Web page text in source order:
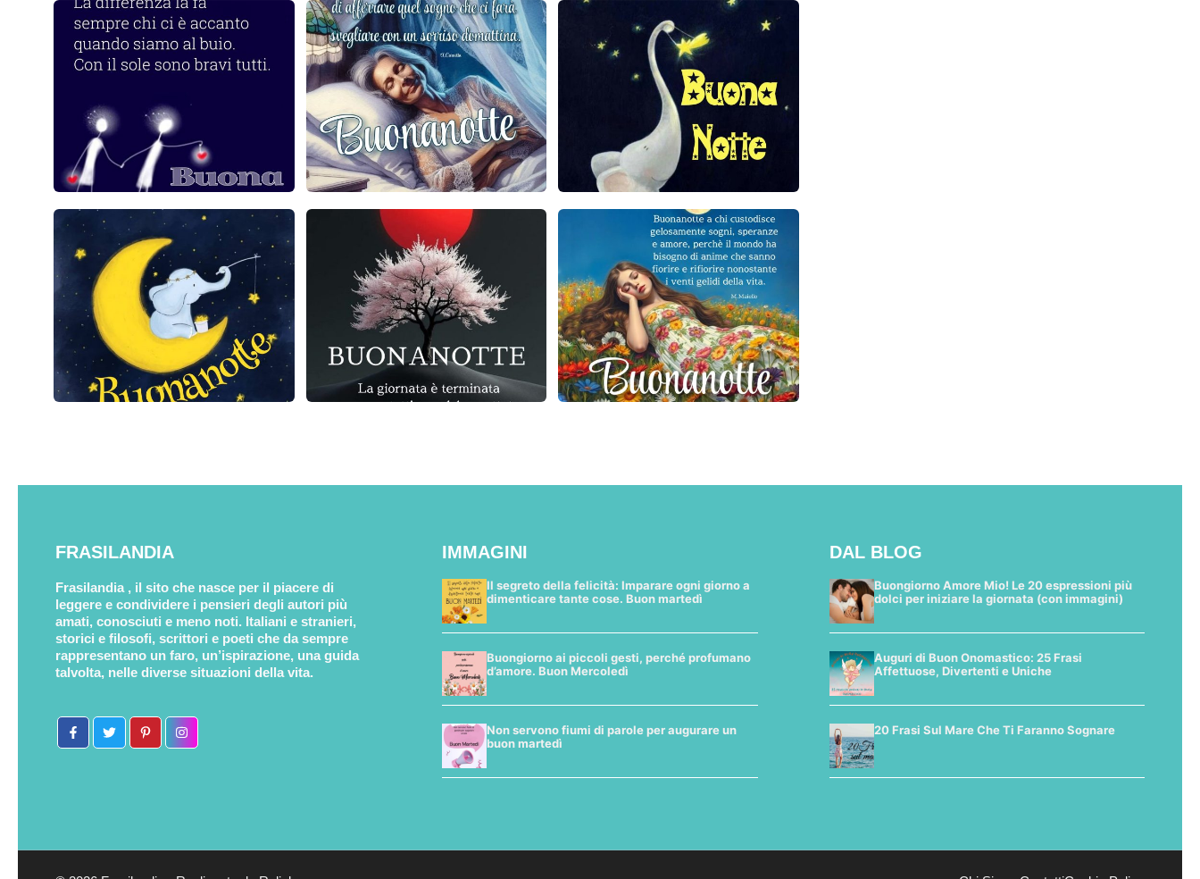
FRASILANDIA
Frasilandia , il sito che nasce per il piacere di
leggere e condividere i pensieri degli autori più
amati, conosciuti e meno noti. Italiani e stranieri,
storici e filosofi, scrittori e poeti che da sempre
rappresentano un faro, un’ispirazione, una guida
talvolta, nelle diverse situazioni della vita.
IMMAGINI
Il segreto della felicità: Imparare ogni giorno a
dimenticare tante cose. Buon martedì
Buongiorno ai piccoli gesti, perché profumano
d’amore. Buon Mercoledì
Non servono fiumi di parole per augurare un
buon martedì
DAL BLOG
Buongiorno Amore Mio! Le 20 espressioni più
dolci per iniziare la giornata (con immagini)
Auguri di Buon Onomastico: 25 Frasi
Affettuose, Divertenti e Uniche
20 Frasi Sul Mare Che Ti Faranno Sognare